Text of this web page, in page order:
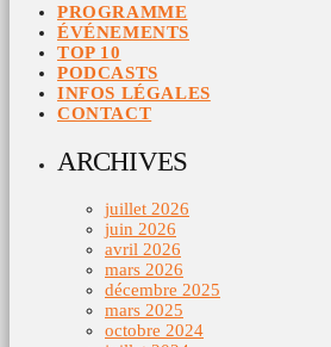
PROGRAMME
ÉVÉNEMENTS
TOP 10
PODCASTS
INFOS LÉGALES
CONTACT
ARCHIVES
juillet 2026
juin 2026
avril 2026
mars 2026
décembre 2025
mars 2025
octobre 2024